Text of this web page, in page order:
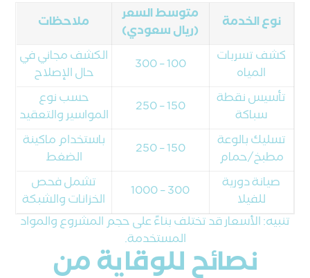
نوع الخدمة
متوسط السعر
(ريال سعودي)
ملاحظات
كشف تسربات
المياه
100 – 300
الكشف مجاني في
حال الإصلاح
تأسيس نقطة
سباكة
150 – 250
حسب نوع
المواسير والتعقيد
تسليك بالوعة
مطبخ/حمام
150 – 250
باستخدام ماكينة
الضغط
صيانة دورية
للفيلا
300 – 1000
تشمل فحص
الخزانات والشبكة
تنبيه: الأسعار قد تختلف بناءً على حجم المشروع والمواد
المستخدمة.
نصائح للوقاية من